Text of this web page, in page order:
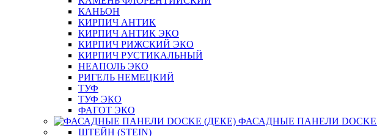
КАНЬОН
КИРПИЧ АНТИК
КИРПИЧ АНТИК ЭКО
КИРПИЧ РИЖСКИЙ ЭКО
КИРПИЧ РУСТИКАЛЬНЫЙ
НЕАПОЛЬ ЭКО
РИГЕЛЬ НЕМЕЦКИЙ
ТУФ
ТУФ ЭКО
ФАГОТ ЭКО
ФАСАДНЫЕ ПАНЕЛИ DOCKE
ШТЕЙН (STEIN)